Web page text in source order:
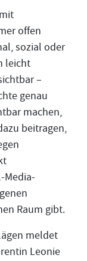
offen
sozial oder
leicht
–
genau
machen,
beitragen,
Media-
Raum gibt.
meldet
Leonie